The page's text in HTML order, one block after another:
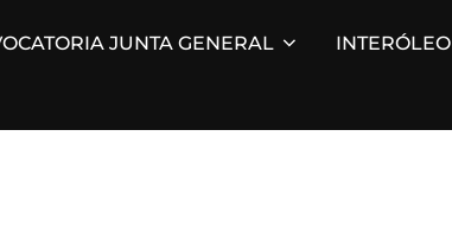
JUNTA GENERAL INTERÓLEO